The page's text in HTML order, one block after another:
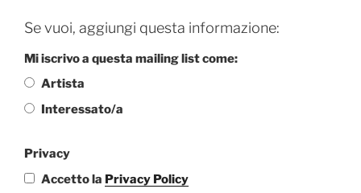
Se vuoi, aggiungi questa informazione:
Mi iscrivo a questa mailing list come:
Artista
Interessato/a
Privacy
Accetto la Privacy Policy